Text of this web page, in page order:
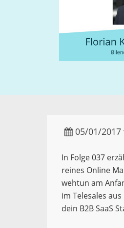
05/01/2017
In Folge 037
reines Online
wehtun am
im Telesales
dein B2B SaaS